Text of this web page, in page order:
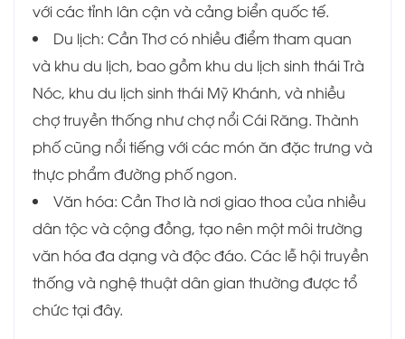
với các tỉnh lân cận và cảng biển quốc tế.
Du lịch: Cần Thơ có nhiều điểm tham quan
và khu du lịch, bao gồm khu du lịch sinh thái Trà
Nóc, khu du lịch sinh thái Mỹ Khánh, và nhiều
chợ truyền thống như chợ nổi Cái Răng. Thành
phố cũng nổi tiếng với các món ăn đặc trưng và
thực phẩm đường phố ngon.
Văn hóa: Cần Thơ là nơi giao thoa của nhiều
dân tộc và cộng đồng, tạo nên một môi trường
văn hóa đa dạng và độc đáo. Các lễ hội truyền
thống và nghệ thuật dân gian thường được tổ
chức tại đây.